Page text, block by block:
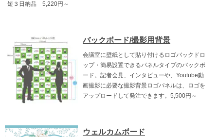
短３日納品 5,220円～
バックボード/撮影用背景
会議室に壁紙として貼り付けるロゴバックドロ
ップ・簡易設置できるパネルタイプのバックボ
ード。記者会見、インタビューや、Youtube動
画撮影に必要な撮影背景ロゴパネルは、ロゴを
アップロードして発注できます。5,500円～
ウェルカムボード